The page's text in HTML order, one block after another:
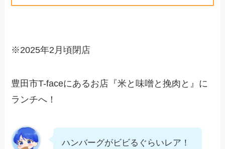
※2025年2月頃閉店
豊田市T-faceにあるお店『米と味噌と挽肉と』に
ランチへ！
ハンバーグがビビるぐらいレア！